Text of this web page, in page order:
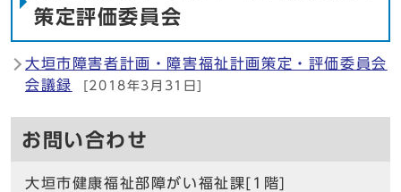
策定評価委員会
大垣市障害者計画・障害福祉計画策定・評価委員会
会議録
[2018年3月31日]
お問い合わせ
大垣市健康福祉部障がい福祉課[1階]